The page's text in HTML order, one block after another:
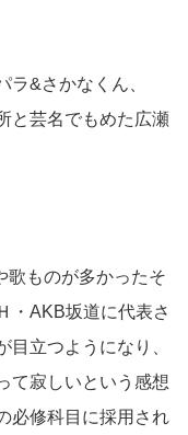
&さかなくん、
と芸名でもめた広瀬
歌ものが多かったそ
・AKB坂道に代表さ
立つようになり、
て寂しいという感想
必修科目に採用され